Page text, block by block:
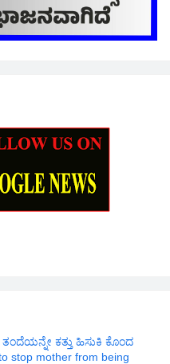
ಕತ್ತು ಹಿಸುಕಿ ಕೊಂದ
stop mother from being